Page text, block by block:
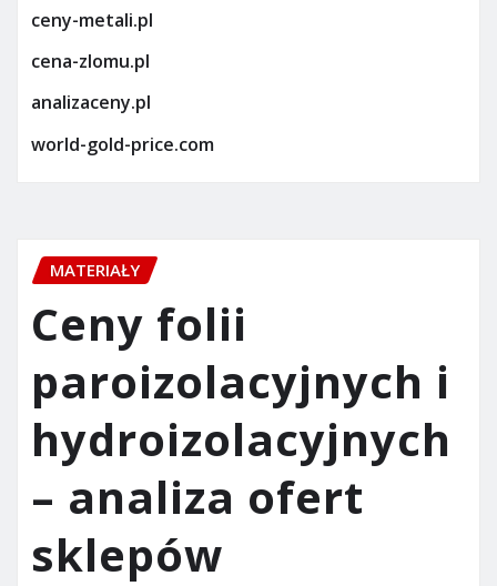
ceny-metali.pl
cena-zlomu.pl
analizaceny.pl
world-gold-price.com
MATERIAŁY
Ceny folii
paroizolacyjnych i
hydroizolacyjnych
– analiza ofert
sklepów